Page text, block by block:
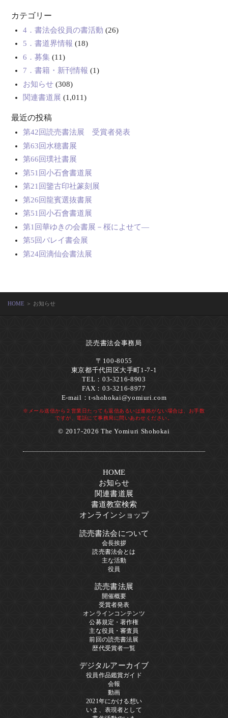
カテゴリー
4．書法会役員の書活動 (26)
5．書道界情報 (18)
6．募集(11)
7．書籍・新刊情報 (1)
お知らせ(308)
関連書道展 (1,011)
最近の投稿
第42回読売書法展 受賞者発表
第63回水穂書展
第66回璞社書展
第51回小石會書道展
第21回鑒古印社篆刻展
第26回龍賓選抜書展
第51回小石會書道展
第1回華ゆきの会書展－桜によせて―
第5回バレイ書会展
第24回滴仙会書法展
HOME ＞ お知らせ
読売書法会事務局
〒100-8055
東京都千代田区大手町1-7-1
TEL：03-3216-8903
FAX：03-3216-8977
E-mail：t-shohokai@yomiuri.com
※メール送信から２営業日たっても返信あるいは連絡がない場合は、お手数
ですが、電話にて事務局に問いあわせください。
© 2017-2026 The Yomiuri Shohokai
HOME
お知らせ
関連書道展
書道教室検索
オンラインショップ
読売書法会について
会長挨拶
読売書法会とは
主な活動
役員
読売書法展
開催概要
受賞者発表
オンラインコンテンツ
公募規定・著作権
主な役員・審査員
前回の読売書法展
歴代受賞者一覧
デジタルアーカイブ
役員作品鑑賞ガイド
会報
動画
2021年にかける想い
いま、表現者として